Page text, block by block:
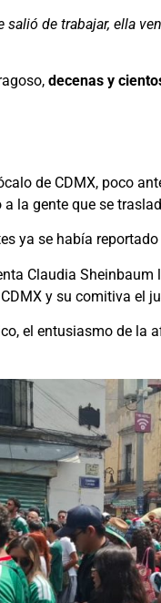
de trabajar, ella
decenas y
de CDMX, poco
la gente que se
ya se había
Claudia
y su comitiva el
el entusiasmo de